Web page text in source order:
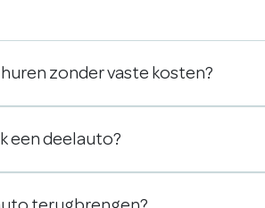
huren zonder vaste kosten?
een deelauto?